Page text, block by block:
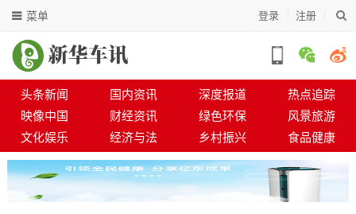
登录 注册
菜单
头条新闻 国内资讯 深度报道
热点追踪
映像中国
财经资讯 绿色环保
风景旅游
文化娱乐
经济与法 乡村振兴 食品健康